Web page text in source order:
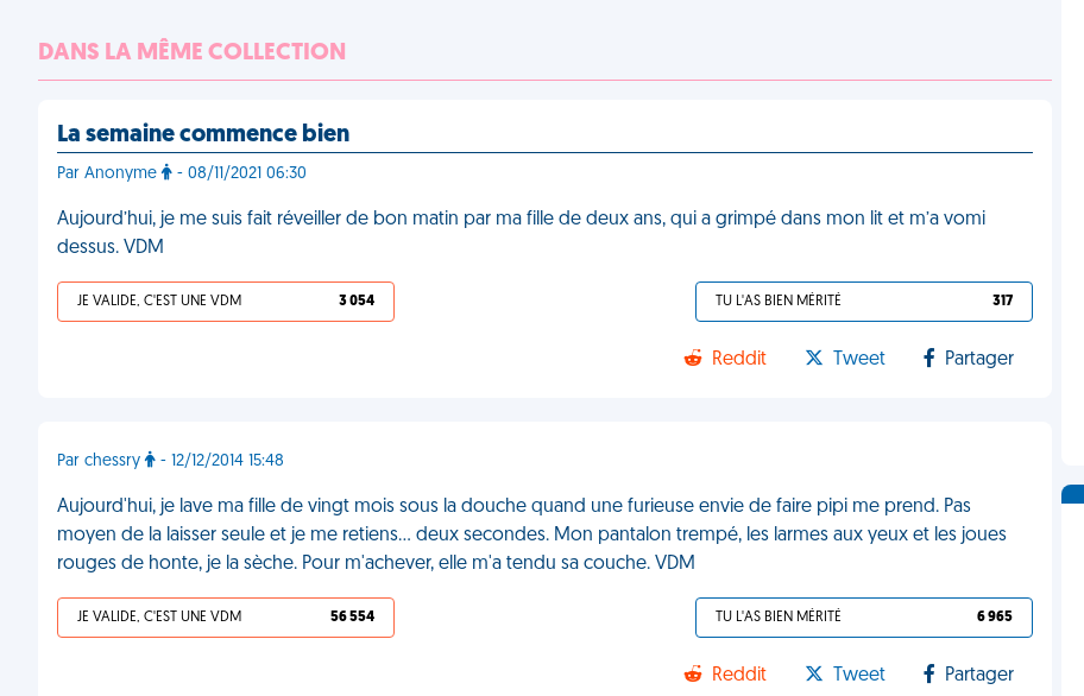
DANS LA MÊME COLLECTION
La semaine commence bien
Par Anonyme - 08/11/2021 06:30
Aujourd’hui, je me suis fait réveiller de bon matin par ma fille de deux ans, qui a grimpé dans mon lit et m’a vomi
dessus. VDM
JE VALIDE, C'EST UNE VDM 3 054 TU L'AS BIEN MÉRITÉ 317
Reddit Tweet Partager
Par chessry - 12/12/2014 15:48
Aujourd'hui, je lave ma fille de vingt mois sous la douche quand une furieuse envie de faire pipi me prend. Pas
moyen de la laisser seule et je me retiens... deux secondes. Mon pantalon trempé, les larmes aux yeux et les joues
rouges de honte, je la sèche. Pour m'achever, elle m'a tendu sa couche. VDM
JE VALIDE, C'EST UNE VDM 56 554 TU L'AS BIEN MÉRITÉ 6 965
Reddit Tweet Partager